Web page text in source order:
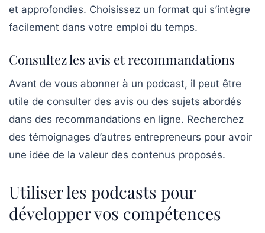
et approfondies. Choisissez un format qui s’intègre
facilement dans votre emploi du temps.
Consultez les avis et recommandations
Avant de vous abonner à un podcast, il peut être
utile de consulter des avis ou des sujets abordés
dans des recommandations en ligne. Recherchez
des témoignages d’autres entrepreneurs pour avoir
une idée de la valeur des contenus proposés.
Utiliser les podcasts pour
développer vos compétences